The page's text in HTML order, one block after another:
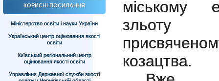
КОРИСНІ ПОСИЛАННЯ
Міністерство освіти і науки України
Український центр оцінювання якості
освіти
Київський регіональний центр
оцінювання якості освіти
Управління Державної служби якості
міському
зльоту
козацтва.